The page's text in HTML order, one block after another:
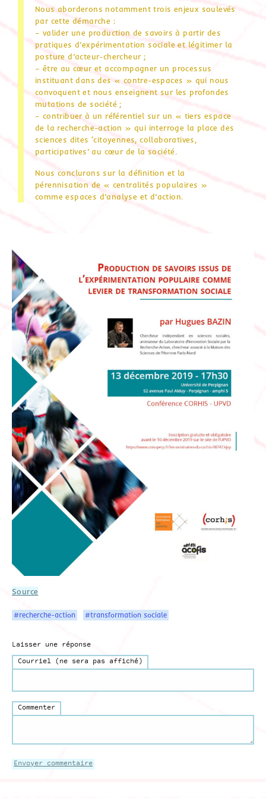
Nous aborderons notamment trois enjeux soulevés
par cette démarche :
– valider une production de savoirs à partir des
pratiques d’expérimentation sociale et légitimer la
posture d’acteur-chercheur ;
– être au cœur et accompagner un processus
instituant dans des « contre-espaces » qui nous
convoquent et nous enseignent sur les profondes
mutations de société ;
– contribuer à un référentiel sur un « tiers espace
de la recherche-action » qui interroge la place des
sciences dites ‘citoyennes, collaboratives,
participatives’ au cœur de la société.
Nous conclurons sur la définition et la
pérennisation de « centralités populaires »
comme espaces d’analyse et d’action.
Source
#recherche-action #transformation sociale
Laisser une réponse
Courriel (ne sera pas affiché)
Commenter